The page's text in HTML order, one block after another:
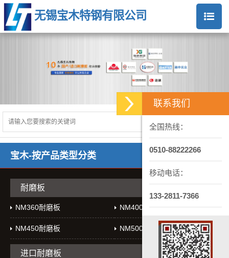
无锡宝木特钢有限公司
宝木-按产品类型分类
耐磨板
NM360耐磨板 NM400耐磨板
NM450耐磨板 NM500耐磨板
进口耐磨板
联系我们
全国热线：
0510-88222266
移动电话：
133-2811-7366